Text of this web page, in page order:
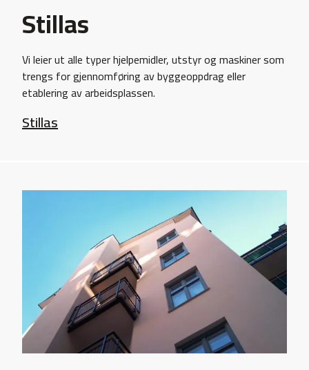
Stillas
Vi leier ut alle typer hjelpemidler, utstyr og maskiner som
trengs for gjennomføring av byggeoppdrag eller
etablering av arbeidsplassen.
Stillas